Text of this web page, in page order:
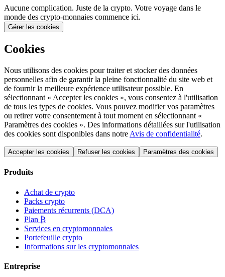
Aucune complication. Juste de la crypto. Votre voyage dans le
monde des crypto-monnaies commence ici.
Gérer les cookies
Cookies
Nous utilisons des cookies pour traiter et stocker des données
personnelles afin de garantir la pleine fonctionnalité du site web et
de fournir la meilleure expérience utilisateur possible. En
sélectionnant « Accepter les cookies », vous consentez à l'utilisation
de tous les types de cookies. Vous pouvez modifier vos paramètres
ou retirer votre consentement à tout moment en sélectionnant «
Paramètres des cookies ». Des informations détaillées sur l'utilisation
des cookies sont disponibles dans notre Avis de confidentialité.
Accepter les cookies Refuser les cookies Paramètres des cookies
Produits
Achat de crypto
Packs crypto
Paiements récurrents (DCA)
Plan ₿
Services en cryptomonnaies
Portefeuille crypto
Informations sur les cryptomonnaies
Entreprise